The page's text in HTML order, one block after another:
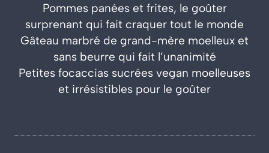
Pommes panées et frites, le goûter
surprenant qui fait craquer tout le monde
Gâteau marbré de grand-mère moelleux et
sans beurre qui fait l’unanimité
Petites focaccias sucrées vegan moelleuses
et irrésistibles pour le goûter